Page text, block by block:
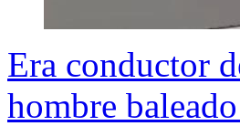
Era conductor
hombre